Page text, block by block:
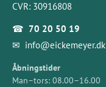
CVR: 30916808
☎ 70 20 50 19
✉ info@eickemeyer.dk
Åbningstider
Man–tors: 08.00–16.00